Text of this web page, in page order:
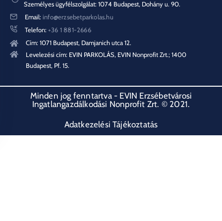
Személyes ügyfélszolgálat: 1074 Budapest, Dohány u. 90.
Email: info@erzsebetparkolas.hu
Telefon: +36 1 881-2666
Cím: 1071 Budapest, Damjanich utca 12.
Levelezési cím: EVIN PARKOLÁS, EVIN Nonprofit Zrt.; 1400
Budapest, Pf. 15.
Minden jog fenntartva - EVIN Erzsébetvárosi
Ingatlangazdálkodási Nonprofit Zrt. © 2021.
Adatkezelési Tájékoztatás